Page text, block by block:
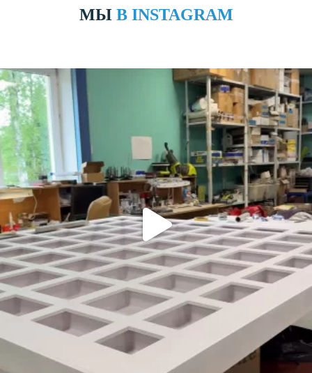
МЫ В INSTAGRAM